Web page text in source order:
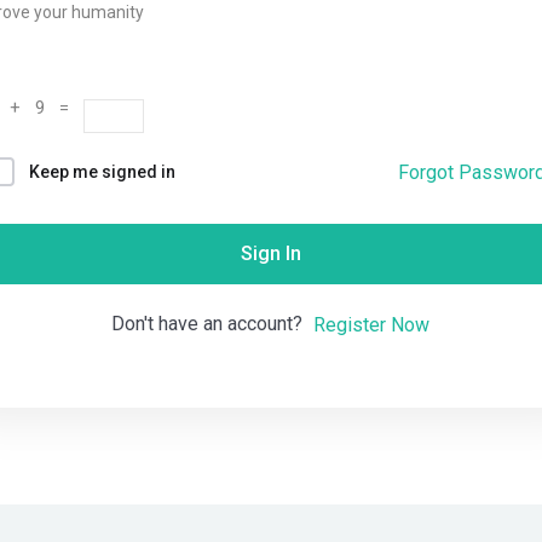
your humanity
+ 9 =
Keep me signed in Forgot
Sign In
Don't have an account? Register Now